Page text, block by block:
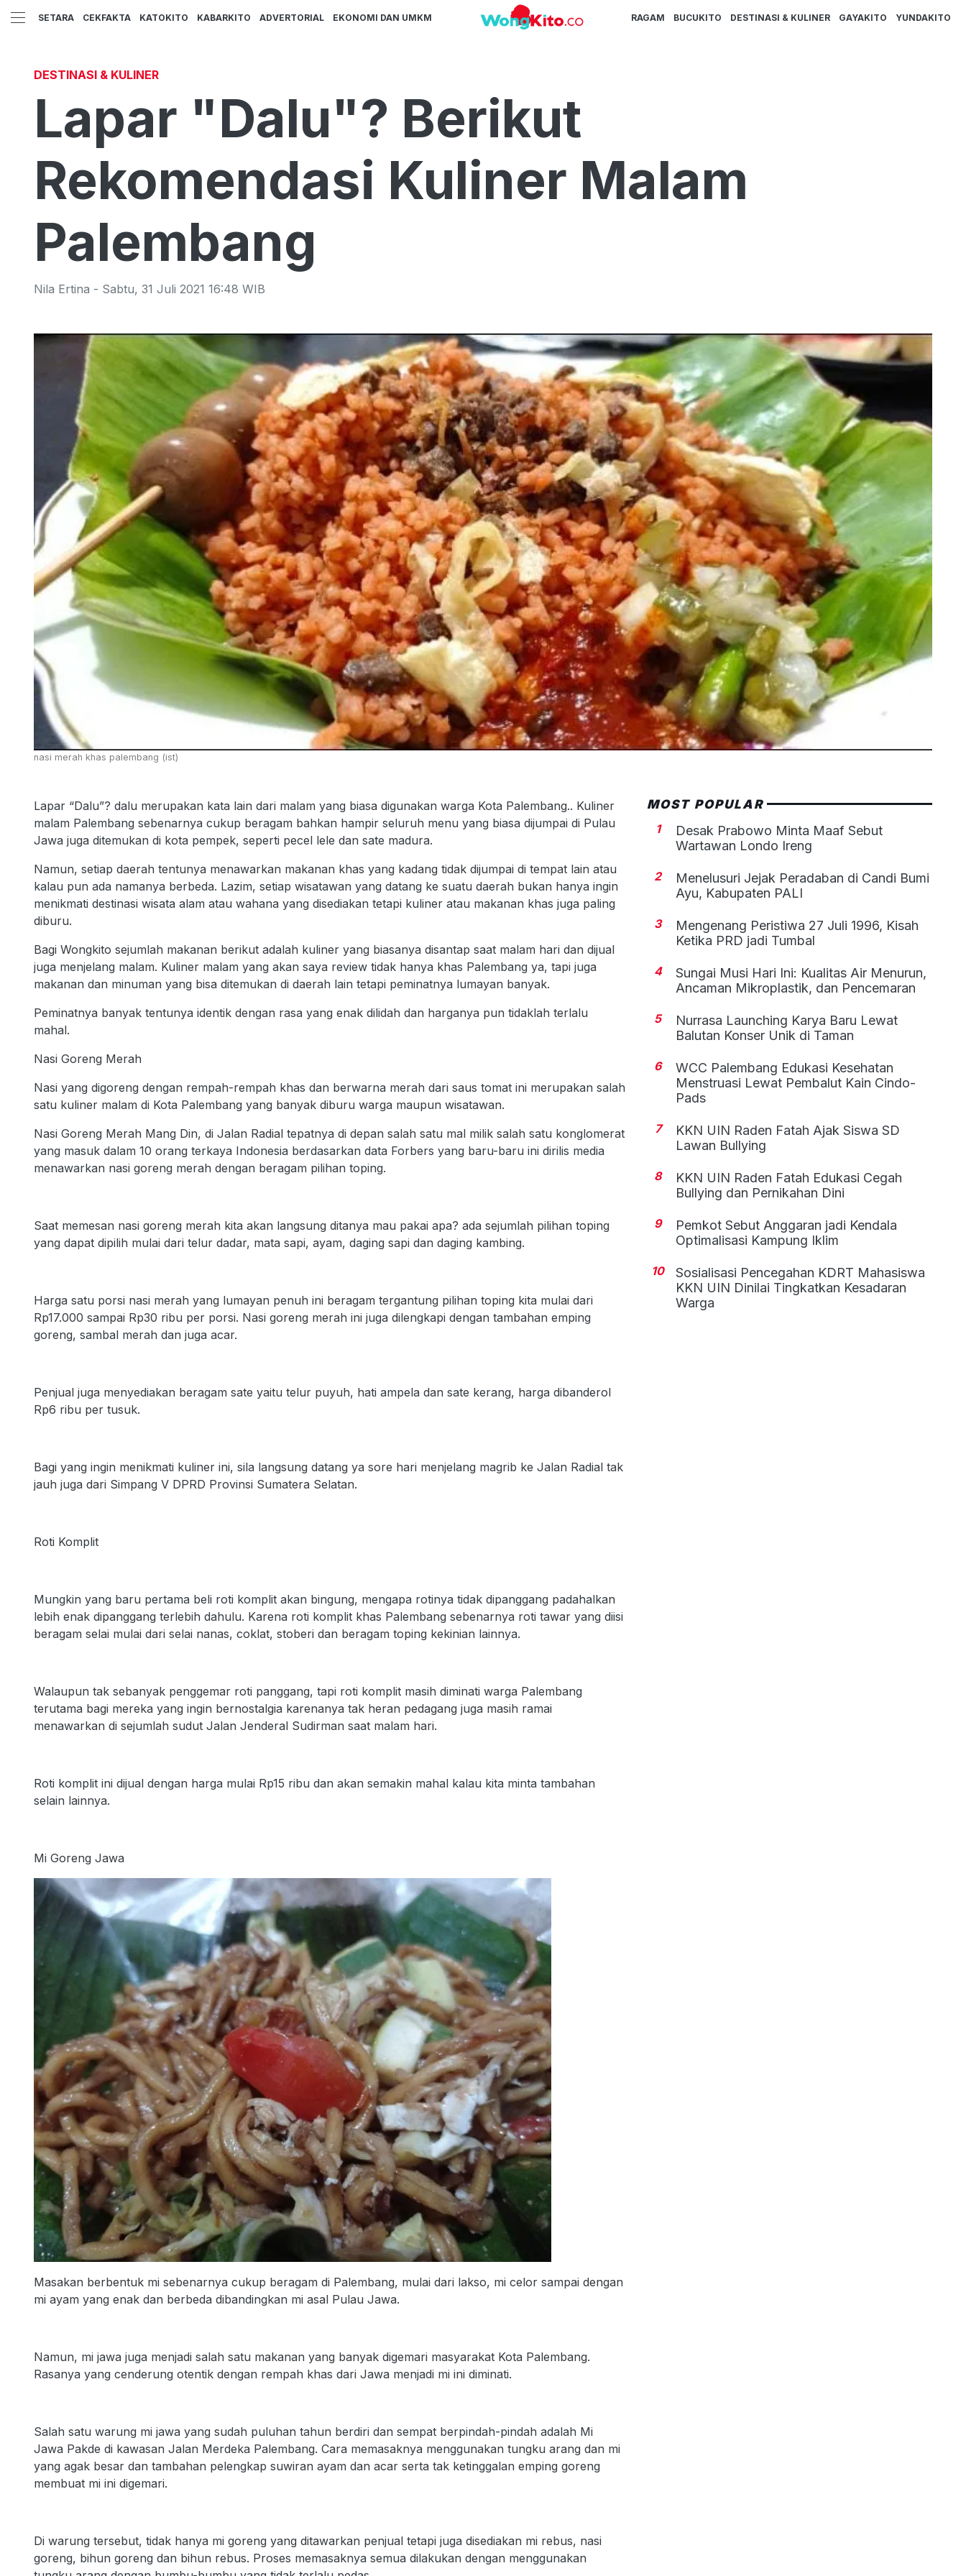
SETARA CEKFAKTA KATOKITO KABARKITO ADVERTORIAL EKONOMI DAN UMKM RAGAM BUCUKITO DESTINASI & KULINER GAYAKITO YUNDAKITO
DESTINASI & KULINER
Lapar "Dalu"? Berikut
Rekomendasi Kuliner Malam
Palembang
Nila Ertina - Sabtu, 31 Juli 2021 16:48 WIB
nasi merah khas palembang (ist)
Lapar “Dalu”? dalu merupakan kata lain dari malam yang biasa digunakan warga Kota Palembang.. Kuliner
malam Palembang sebenarnya cukup beragam bahkan hampir seluruh menu yang biasa dijumpai di Pulau
Jawa juga ditemukan di kota pempek, seperti pecel lele dan sate madura.
Namun, setiap daerah tentunya menawarkan makanan khas yang kadang tidak dijumpai di tempat lain atau
kalau pun ada namanya berbeda. Lazim, setiap wisatawan yang datang ke suatu daerah bukan hanya ingin
menikmati destinasi wisata alam atau wahana yang disediakan tetapi kuliner atau makanan khas juga paling
diburu.
Bagi Wongkito sejumlah makanan berikut adalah kuliner yang biasanya disantap saat malam hari dan dijual
juga menjelang malam. Kuliner malam yang akan saya review tidak hanya khas Palembang ya, tapi juga
makanan dan minuman yang bisa ditemukan di daerah lain tetapi peminatnya lumayan banyak.
Peminatnya banyak tentunya identik dengan rasa yang enak dilidah dan harganya pun tidaklah terlalu
mahal.
Nasi Goreng Merah
Nasi yang digoreng dengan rempah-rempah khas dan berwarna merah dari saus tomat ini merupakan salah
satu kuliner malam di Kota Palembang yang banyak diburu warga maupun wisatawan.
Nasi Goreng Merah Mang Din, di Jalan Radial tepatnya di depan salah satu mal milik salah satu konglomerat
yang masuk dalam 10 orang terkaya Indonesia berdasarkan data Forbers yang baru-baru ini dirilis media
menawarkan nasi goreng merah dengan beragam pilihan toping.
Saat memesan nasi goreng merah kita akan langsung ditanya mau pakai apa? ada sejumlah pilihan toping
yang dapat dipilih mulai dari telur dadar, mata sapi, ayam, daging sapi dan daging kambing.
Harga satu porsi nasi merah yang lumayan penuh ini beragam tergantung pilihan toping kita mulai dari
Rp17.000 sampai Rp30 ribu per porsi. Nasi goreng merah ini juga dilengkapi dengan tambahan emping
goreng, sambal merah dan juga acar.
Penjual juga menyediakan beragam sate yaitu telur puyuh, hati ampela dan sate kerang, harga dibanderol
Rp6 ribu per tusuk.
Bagi yang ingin menikmati kuliner ini, sila langsung datang ya sore hari menjelang magrib ke Jalan Radial tak
jauh juga dari Simpang V DPRD Provinsi Sumatera Selatan.
Roti Komplit
Mungkin yang baru pertama beli roti komplit akan bingung, mengapa rotinya tidak dipanggang padahalkan
lebih enak dipanggang terlebih dahulu. Karena roti komplit khas Palembang sebenarnya roti tawar yang diisi
beragam selai mulai dari selai nanas, coklat, stoberi dan beragam toping kekinian lainnya.
Walaupun tak sebanyak penggemar roti panggang, tapi roti komplit masih diminati warga Palembang
terutama bagi mereka yang ingin bernostalgia karenanya tak heran pedagang juga masih ramai
menawarkan di sejumlah sudut Jalan Jenderal Sudirman saat malam hari.
Roti komplit ini dijual dengan harga mulai Rp15 ribu dan akan semakin mahal kalau kita minta tambahan
selain lainnya.
Mi Goreng Jawa
Masakan berbentuk mi sebenarnya cukup beragam di Palembang, mulai dari lakso, mi celor sampai dengan
mi ayam yang enak dan berbeda dibandingkan mi asal Pulau Jawa.
Namun, mi jawa juga menjadi salah satu makanan yang banyak digemari masyarakat Kota Palembang.
Rasanya yang cenderung otentik dengan rempah khas dari Jawa menjadi mi ini diminati.
Salah satu warung mi jawa yang sudah puluhan tahun berdiri dan sempat berpindah-pindah adalah Mi
Jawa Pakde di kawasan Jalan Merdeka Palembang. Cara memasaknya menggunakan tungku arang dan mi
yang agak besar dan tambahan pelengkap suwiran ayam dan acar serta tak ketinggalan emping goreng
membuat mi ini digemari.
Di warung tersebut, tidak hanya mi goreng yang ditawarkan penjual tetapi juga disediakan mi rebus, nasi
goreng, bihun goreng dan bihun rebus. Proses memasaknya semua dilakukan dengan menggunakan
MOST POPULAR
1
Desak Prabowo Minta Maaf Sebut
Wartawan Londo Ireng
2
Menelusuri Jejak Peradaban di Candi Bumi
Ayu, Kabupaten PALI
3
Mengenang Peristiwa 27 Juli 1996, Kisah
Ketika PRD jadi Tumbal
4
Sungai Musi Hari Ini: Kualitas Air Menurun,
Ancaman Mikroplastik, dan Pencemaran
5
Nurrasa Launching Karya Baru Lewat
Balutan Konser Unik di Taman
6
WCC Palembang Edukasi Kesehatan
Menstruasi Lewat Pembalut Kain Cindo-
Pads
7
KKN UIN Raden Fatah Ajak Siswa SD
Lawan Bullying
8
KKN UIN Raden Fatah Edukasi Cegah
Bullying dan Pernikahan Dini
9
Pemkot Sebut Anggaran jadi Kendala
Optimalisasi Kampung Iklim
10
Sosialisasi Pencegahan KDRT Mahasiswa
KKN UIN Dinilai Tingkatkan Kesadaran
Warga